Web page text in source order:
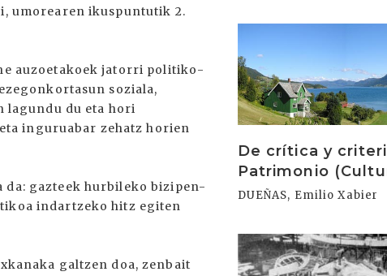
umorearen ikuspuntutik 2.
auzoetakoek jatorri politiko-
soziala,
lagundu du eta hori
inguruabar zehatz horien
gazteek hurbileko bizipen-
indartzeko hitz egiten
galtzen doa, zenbait
De crítica y
Patrimonio
DUEÑAS, Emilio Xabier
Irakurri